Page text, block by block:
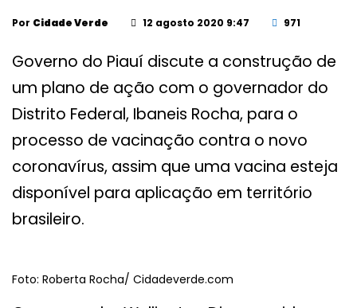
Por Cidade Verde 12 agosto 2020 9:47 971
Governo do Piauí discute a construção de
um plano de ação com o governador do
Distrito Federal, Ibaneis Rocha, para o
processo de vacinação contra o novo
coronavírus, assim que uma vacina esteja
disponível para aplicação em território
brasileiro.
Foto: Roberta Rocha/ Cidadeverde.com